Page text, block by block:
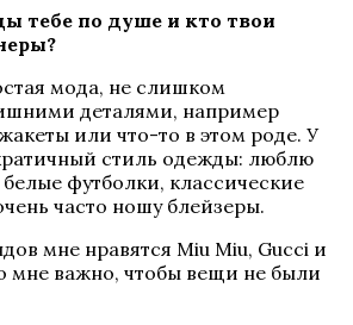
тебе по душе и кто твои
мода, не слишком
деталями, например
или что-то в этом роде. У
стиль одежды: люблю
белые футболки, классические
часто ношу блейзеры.
мне нравятся Miu Miu, Gucci и
мне важно, чтобы вещи не были